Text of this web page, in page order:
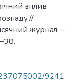
вплив
//
журнал. –
9241